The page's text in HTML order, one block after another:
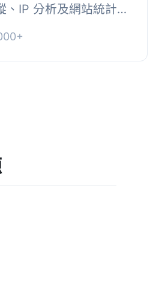
、IP 分析及網站統計。
助網...